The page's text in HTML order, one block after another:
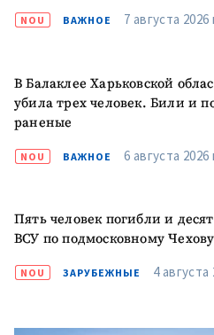
NOU ВАЖНОЕ 7 августа 2026
В Балаклее Харьковской
убила трех человек. Били и
раненые
NOU ВАЖНОЕ 6 августа 2026
Пять человек погибли и
ВСУ по подмосковному Чехову
NOU ЗАРУБЕЖНЫЕ 4 августа